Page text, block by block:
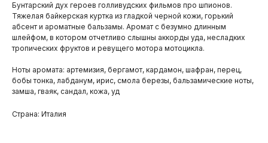
Бунтарский дух героев голливудских фильмов про шпионов.
Тяжелая байкерская куртка из гладкой черной кожи, горький
абсент и ароматные бальзамы. Аромат с безумно длинным
шлейфом, в котором отчетливо слышны аккорды уда, несладких
тропических фруктов и ревущего мотора мотоцикла.
Ноты аромата: артемизия, бергамот, кардамон, шафран, перец,
бобы тонка, лабданум, ирис, смола березы, бальзамические ноты,
замша, гваяк, сандал, кожа, уд
Страна: Италия